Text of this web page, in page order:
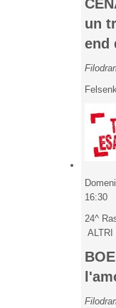
un
end
16:30
24^
ALTRI